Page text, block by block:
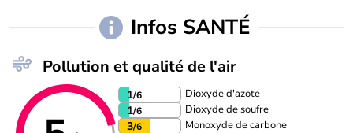
Infos SANTÉ
Pollution et qualité de l'air
1/6 Dioxyde d'azote
1/6 Dioxyde de soufre
3/6 Monoxyde de carbone